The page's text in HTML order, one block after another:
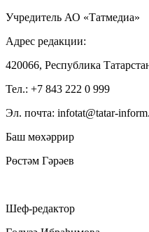
Учредитель АО «Татмедиа»
Адрес редакции:
420066, Республика
Тел.: +7 843 222 0 999
Эл. почта: infotat@tatar-
Баш мөхәррир
Рөстәм Гәрәев
Шеф-редактор